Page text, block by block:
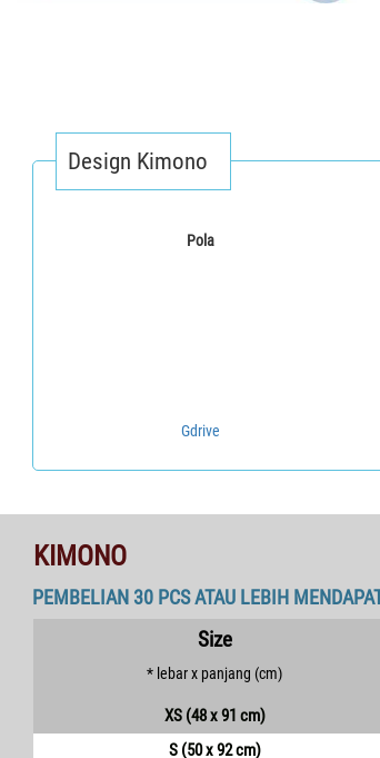
Design Kimono
Pola
Gdrive
KIMONO
PEMBELIAN 30 PCS ATAU LEBIH
Size
* lebar x panjang (cm)
XS (48 x 91 cm)
S (50 x 92 cm)